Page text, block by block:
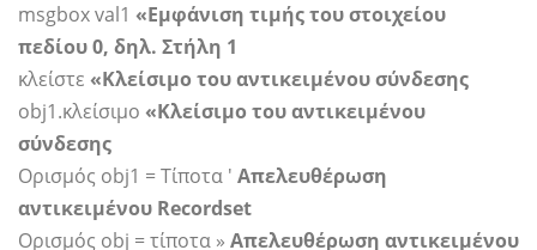
msgbox val1 «Εμφάνιση τιμής του στοιχείου
πεδίου 0, δηλ. Στήλη 1
κλείστε «Κλείσιμο του αντικειμένου σύνδεσης
obj1.κλείσιμο «Κλείσιμο του αντικειμένου
σύνδεσης
Ορισμός obj1 = Τίποτα ' Απελευθέρωση
αντικειμένου Recordset
Ορισμός obj = τίποτα » Απελευθέρωση αντικειμένου